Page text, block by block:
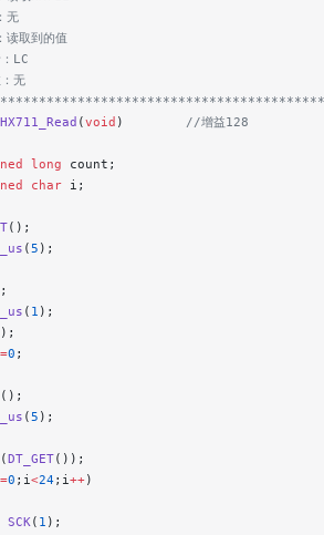
无
取到的值
LC
无
HX711_Read (void )
        //增益128
long count;
char i;
();
( 5 );
( 1 );
);
=0 ;
();
( 5 );
(DT_GET());
=0 ;i <24;i ++)
SCK
( 1 );